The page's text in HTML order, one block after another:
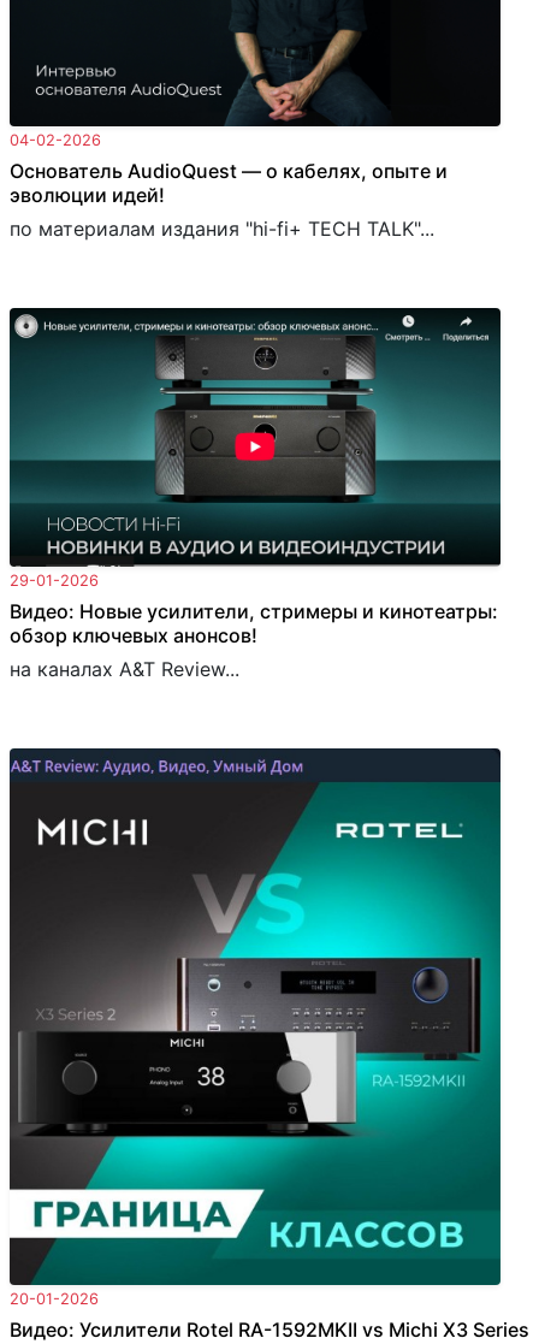
04-02-2026
Основатель AudioQuest — о кабелях, опыте и
эволюции идей!
по материалам издания "hi-fi+ TECH TALK"...
29-01-2026
Видео: Новые усилители, стримеры и кинотеатры:
обзор ключевых анонсов!
на каналах A&T Review...
20-01-2026
Видео: Усилители Rotel RA-1592MKII vs Michi X3 Series